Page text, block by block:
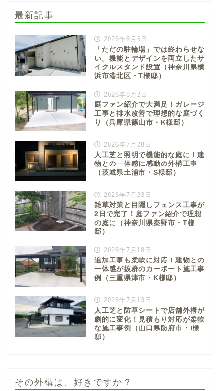
最新記事
2026年8月6日
「ただの駐輪場」では終わらせな
い。機能とデザインを両立したサ
イクルスタンド設置（神奈川県横
浜市港北区・T様邸）
2026年8月2日
庭ファン紹介で大満足！ガレージ
工事と排水改善で理想的な庭づく
り（兵庫県篠山市・K様邸）
2026年7月28日
人工芝と照明で機能的な庭に！建
物との一体感に感動の外構工事
（茨城県土浦市・S様邸）
2026年7月23日
雑草対策と目隠しフェンス工事が
2日で完了！庭ファン紹介で理想
の庭に（神奈川県秦野市・T様
邸）
2026年7月18日
追加工事も柔軟に対応！建物との
一体感が抜群のカーポート施工事
例（三重県津市・K様邸）
2026年7月13日
人工芝と防草シートで店舗外構が
劇的に変化！見積もり対応が柔軟
な施工事例（山口県防府市・I様
邸）
その外構は、好きですか？